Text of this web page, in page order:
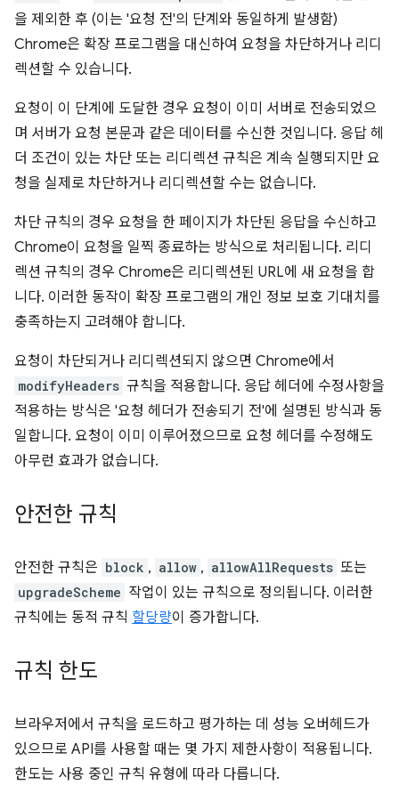
을 제외한 후 (이는 '요청 전'의 단계와 동일하게 발생함)
Chrome은 확장 프로그램을 대신하여 요청을 차단하거나 리디
렉션할 수 있습니다.
요청이 이 단계에 도달한 경우 요청이 이미 서버로 전송되었으
며 서버가 요청 본문과 같은 데이터를 수신한 것입니다. 응답 헤
더 조건이 있는 차단 또는 리디렉션 규칙은 계속 실행되지만 요
청을 실제로 차단하거나 리디렉션할 수는 없습니다.
차단 규칙의 경우 요청을 한 페이지가 차단된 응답을 수신하고
Chrome이 요청을 일찍 종료하는 방식으로 처리됩니다. 리디
렉션 규칙의 경우 Chrome은 리디렉션된 URL에 새 요청을 합
니다. 이러한 동작이 확장 프로그램의 개인 정보 보호 기대치를
충족하는지 고려해야 합니다.
요청이 차단되거나 리디렉션되지 않으면 Chrome에서
modifyHeaders 규칙을 적용합니다. 응답 헤더에 수정사항을
적용하는 방식은 '요청 헤더가 전송되기 전'에 설명된 방식과 동
일합니다. 요청이 이미 이루어졌으므로 요청 헤더를 수정해도
아무런 효과가 없습니다.
안전한 규칙
안전한 규칙은 block , allow , allowAllRequests 또는
upgradeScheme 작업이 있는 규칙으로 정의됩니다. 이러한
규칙에는 동적 규칙 할당량이 증가합니다.
규칙 한도
브라우저에서 규칙을 로드하고 평가하는 데 성능 오버헤드가
있으므로 API를 사용할 때는 몇 가지 제한사항이 적용됩니다.
한도는 사용 중인 규칙 유형에 따라 다릅니다.